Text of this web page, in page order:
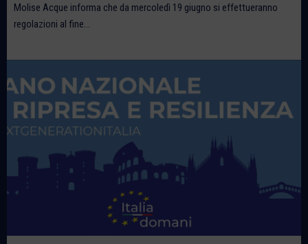
Molise Acque informa che da mercoledì 19 giugno si effettueranno
regolazioni al fine...